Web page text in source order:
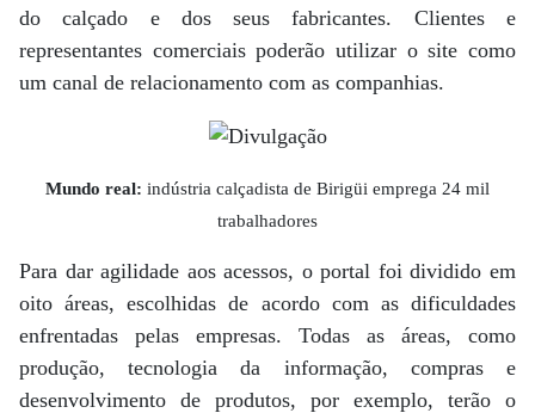
do calçado e dos seus fabricantes. Clientes e
representantes comerciais poderão utilizar o site como
um canal de relacionamento com as companhias.
Mundo real: indústria calçadista de Birigüi emprega 24 mil
trabalhadores
Para dar agilidade aos acessos, o portal foi dividido em
oito áreas, escolhidas de acordo com as dificuldades
enfrentadas pelas empresas. Todas as áreas, como
produção, tecnologia da informação, compras e
desenvolvimento de produtos, por exemplo, terão o